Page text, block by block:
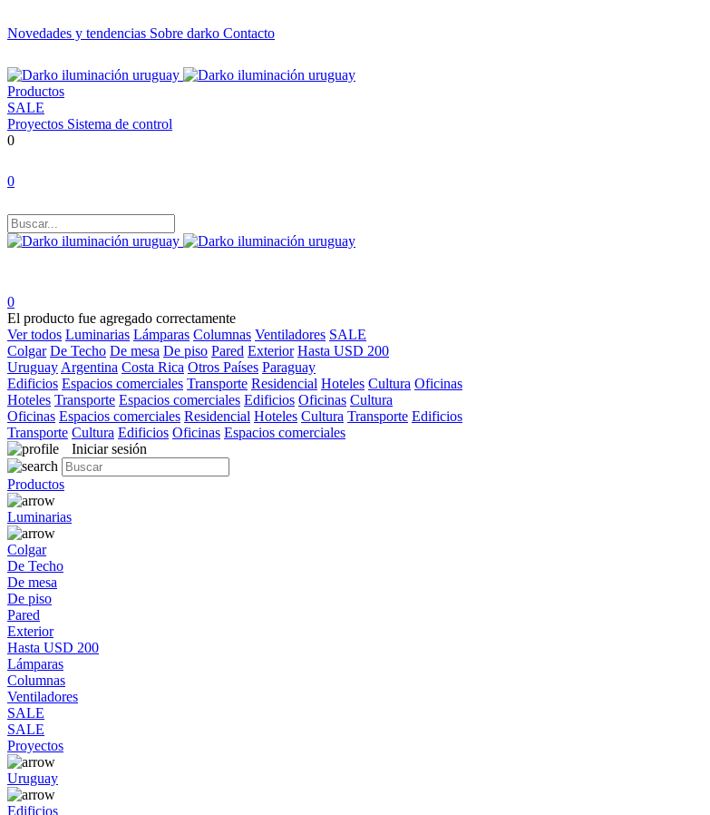
Novedades y tendencias Sobre darko Contacto
Productos
SALE
Proyectos Sistema de control
0
0
0
El producto fue agregado correctamente
Ver todos Luminarias Lámparas Columnas Ventiladores SALE
Colgar De Techo De mesa De piso Pared Exterior Hasta USD 200
Uruguay Argentina Costa Rica Otros Países Paraguay
Edificios Espacios comerciales Transporte Residencial Hoteles Cultura Oficinas
Hoteles Transporte Espacios comerciales Edificios Oficinas Cultura
Oficinas Espacios comerciales Residencial Hoteles Cultura Transporte Edificios
Transporte Cultura Edificios Oficinas Espacios comerciales
Iniciar sesión
Productos
Luminarias
Colgar
De Techo
De mesa
De piso
Pared
Exterior
Hasta USD 200
Lámparas
Columnas
Ventiladores
SALE
SALE
Proyectos
Uruguay
Edificios